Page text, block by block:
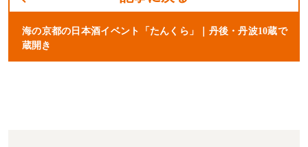
海の京都の日本酒イベント「たんくら」｜丹後・丹波10蔵で
蔵開き